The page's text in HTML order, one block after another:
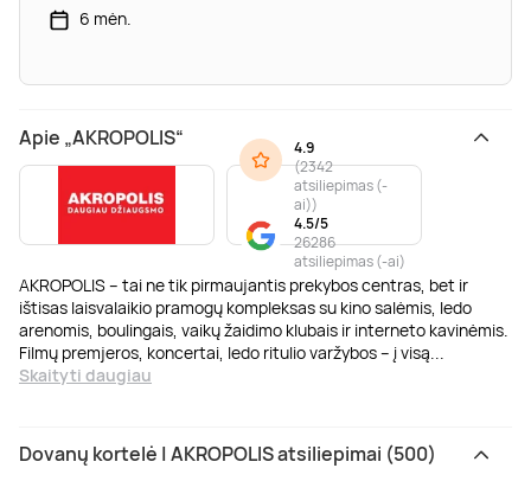
6 mėn.
Apie „AKROPOLIS“
AKROPOLIS – tai ne tik pirmaujantis prekybos centras, bet ir
ištisas laisvalaikio pramogų kompleksas su kino salėmis, ledo
arenomis, boulingais, vaikų žaidimo klubais ir interneto kavinėmis.
Filmų premjeros, koncertai, ledo ritulio varžybos – į visą...
Skaityti daugiau
4.9
(2342
atsiliepimas (-
ai))
4.5/5
26286
atsiliepimas (-ai)
Dovanų kortelė | AKROPOLIS atsiliepimai (500)